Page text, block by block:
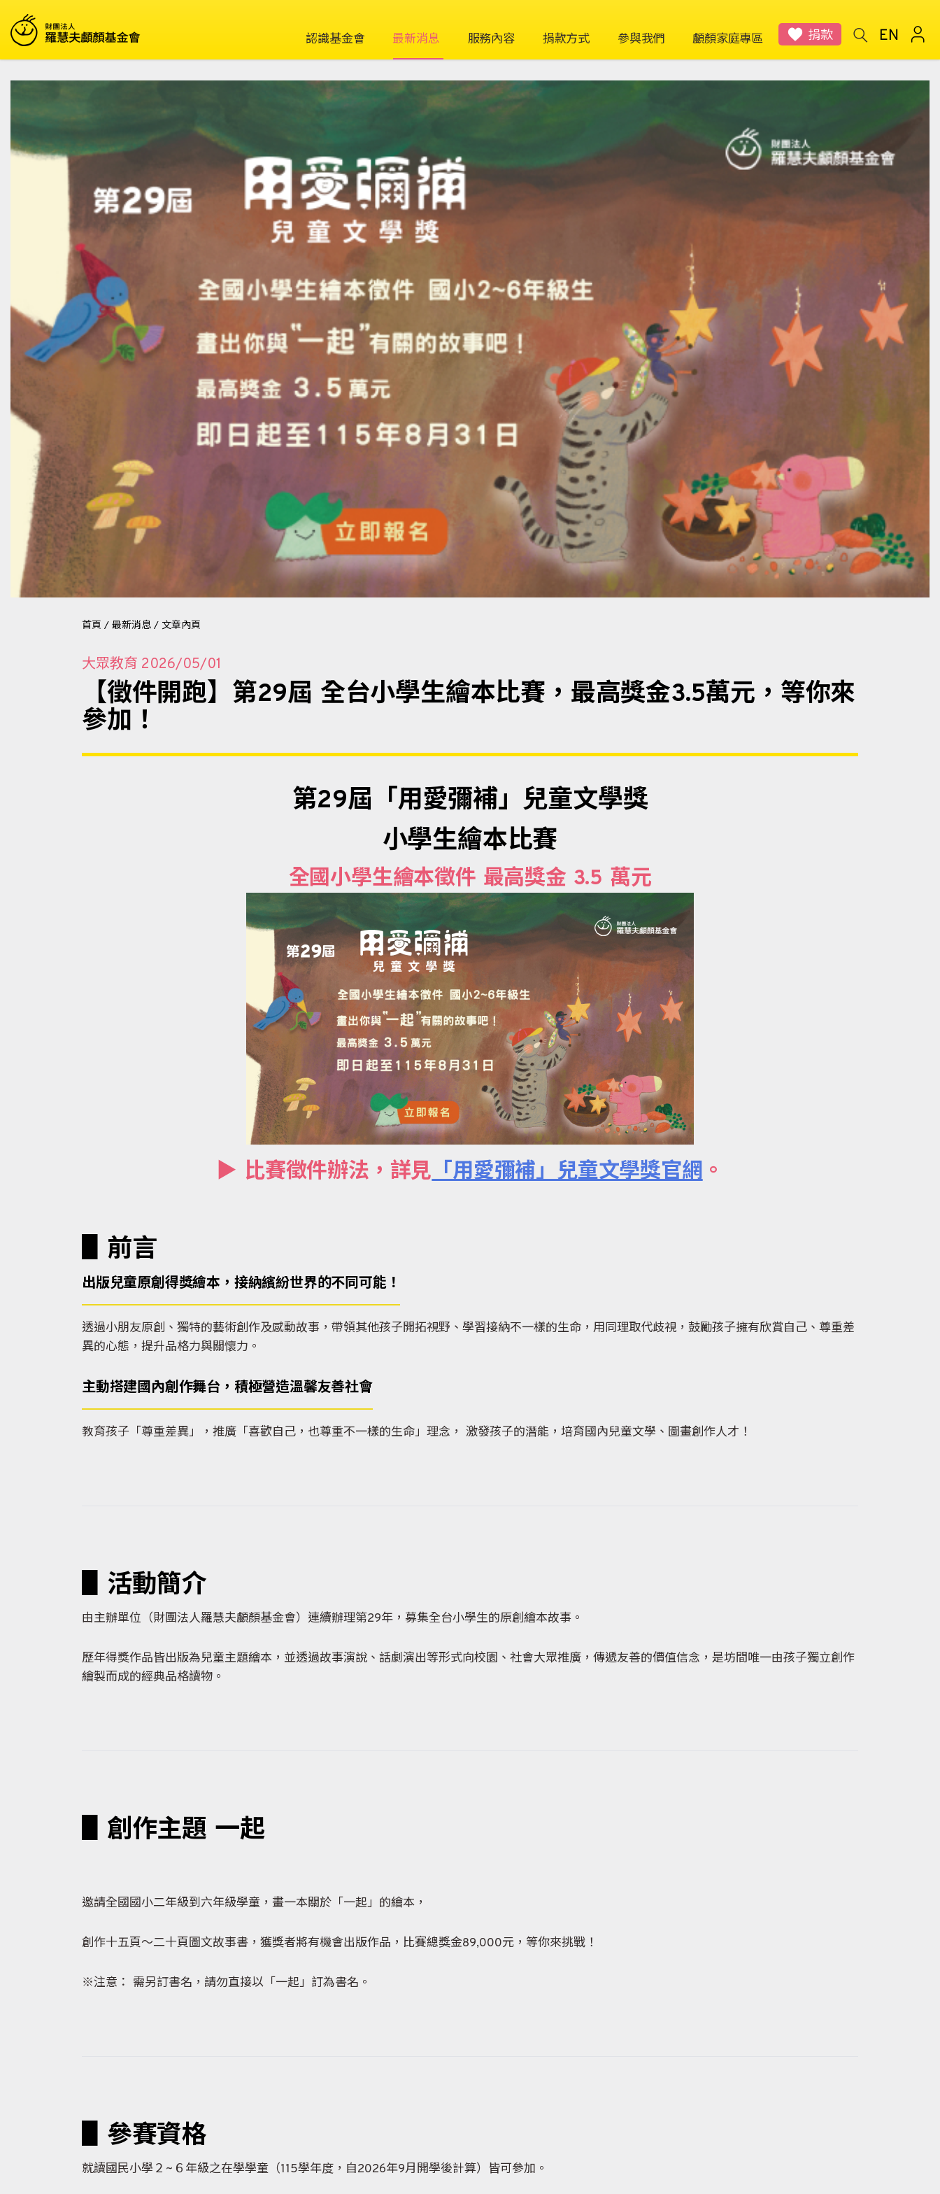
認識基金會 最新消息 服務內容 捐款方式 參與我們 顱顏家庭專區 捐款
首頁 / 最新消息 / 文章內頁
大眾教育 2026/05/01
【徵件開跑】第29屆 全台小學生繪本比賽，最高獎金3.5萬元，等你來
參加！
第29屆「用愛彌補」兒童文學獎
小學生繪本比賽
全國小學生繪本徵件 最高獎金 3.5 萬元
▶ 比賽徵件辦法，詳見「用愛彌補」兒童文學獎官網。
▋前言
出版兒童原創得獎繪本，接納繽紛世界的不同可能！
透過小朋友原創、獨特的藝術創作及感動故事，帶領其他孩子開拓視野、學習接納不一樣的生命，用同理取代歧視，鼓勵孩子擁有欣賞自己、尊重差
異的心態，提升品格力與關懷力。
主動搭建國內創作舞台，積極營造溫馨友善社會
教育孩子「尊重差異」，推廣「喜歡自己，也尊重不一樣的生命」理念， 激發孩子的潛能，培育國內兒童文學、圖畫創作人才！
▋活動簡介
由主辦單位（財團法人羅慧夫顱顏基金會）連續辦理第29年，募集全台小學生的原創繪本故事。
歷年得獎作品皆出版為兒童主題繪本，並透過故事演說、話劇演出等形式向校園、社會大眾推廣，傳遞友善的價值信念，是坊間唯一由孩子獨立創作
繪製而成的經典品格讀物。
▋創作主題 一起
邀請全國國小二年級到六年級學童，畫一本關於「一起」的繪本，
創作十五頁～二十頁圖文故事書，獲獎者將有機會出版作品，比賽總獎金89,000元，等你來挑戰！
※注意： 需另訂書名，請勿直接以「一起」訂為書名。
▋參賽資格
就讀國民小學２~６年級之在學學童（115學年度，自2026年9月開學後計算）皆可參加。